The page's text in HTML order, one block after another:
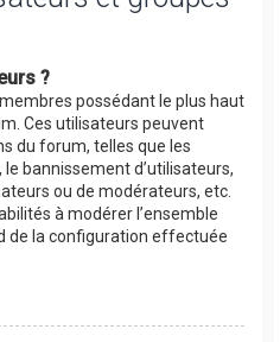
?
possédant le plus haut
Ces utilisateurs peuvent
du forum, telles que les
bannissement d’utilisateurs,
ou de modérateurs, etc.
à modérer l’ensemble
de la configuration effectuée